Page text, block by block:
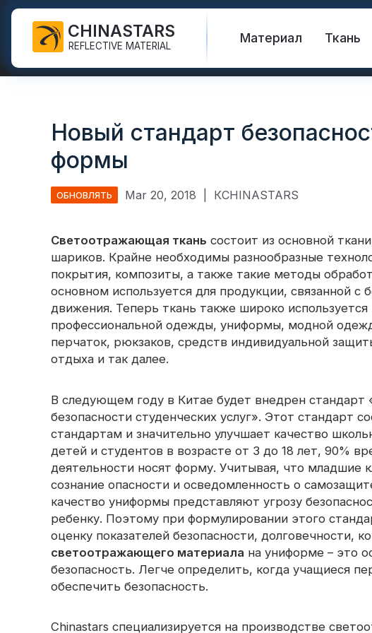
CHINASTARS
REFLECTIVE MATERIAL
Материал
для СИЗ
Промышленная моющая
лента
Светоотражающая лента
Теплопередающий винил и
логотип
Светоотражающая лента
Светоотражающая
окантовка
Светоотражающая пряжа
Светящийся в темноте
материал
Ткань
Радужная
светоотражающая ткань
для печати
светоотражающая ткань
Цветная светоотражающая
ткань
Градиентная
светоотражающая ткань
Перфорированная
светоотражающая ткань
Привет Vis Куртки
Защитные штаны
Защитный плащ
толстовки
Защитные комбинезоны
вопросы
новые продукты
Каталог
Международные
Quick Links: Светоотражающая
Светоотражающий
Радужная
Новый стандарт
формы
ОБНОВЛЯТЬ Mar 20, 2018 КCHINASTARS
Светоотражающая ткань состоит из основной
шариков. Крайне необходимы разнообразные
покрытия, композиты, а также такие методы
основном используется для продукции, связанной с
движения. Теперь ткань также широко используется
профессиональной одежды, униформы, модной
перчаток, рюкзаков, средств индивидуальной
отдыха и так далее.
В следующем году в Китае будет внедрен стандарт
безопасности студенческих услуг». Этот стандарт
стандартам и значительно улучшает качество
детей и студентов в возрасте от 3 до 18 лет, 90%
деятельности носят форму. Учитывая, что младшие
сознание опасности и осведомленность о
качество униформы представляют угрозу
ребенку. Поэтому при формулировании этого
оценку показателей безопасности, долговечности,
светоотражающего материала на униформе – это
безопасность. Легче определить, когда учащиеся
обеспечить безопасность.
Chinastars специализируется на производстве